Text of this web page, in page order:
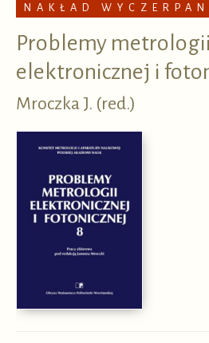
NAKŁAD
Problemy metrologii
elektronicznej i
Mroczka J. (red.)